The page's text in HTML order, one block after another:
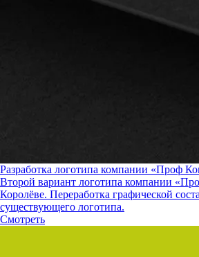
Разработка логотипа компании «Проф
Второй вариант логотипа компании
Королёве. Переработка графической
существующего логотипа.
Смотреть